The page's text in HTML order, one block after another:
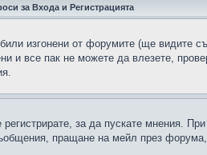
за Входа и Регистрацията
изгонени от форумите (ще видите
и все пак не можете да влезете,
за да пускате мнения.
пращане на мейл през